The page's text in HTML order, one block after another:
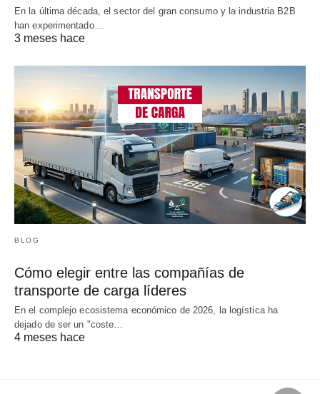
En la última década, el sector del gran consumo y la industria B2B
han experimentado…
3 meses hace
BLOG
Cómo elegir entre las compañías de
transporte de carga líderes
En el complejo ecosistema económico de 2026, la logística ha
dejado de ser un "coste…
4 meses hace